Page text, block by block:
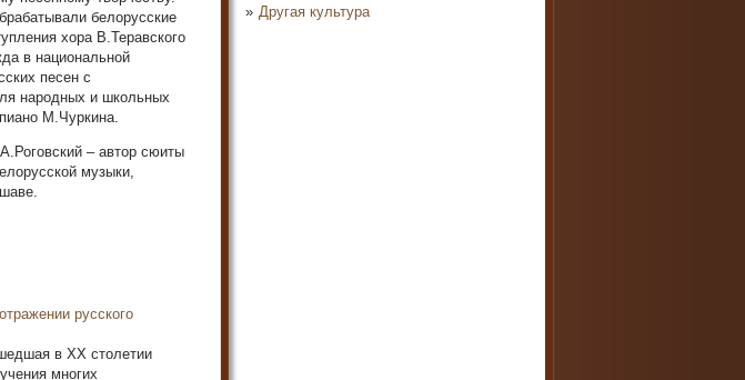
Другая культура
белорусские
хора В.Теравского
в национальной
песен с
народных и школьных
М.Чуркина.
– автор сюиты
музыки,
русского
в XX столетии
многих